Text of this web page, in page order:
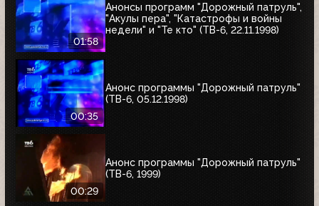
01:58
Анонсы программ "Дорожный патруль",
"Акулы пера", "Катастрофы и войны
недели" и "Те кто" (ТВ-6, 22.11.1998)
00:35
Анонс программы "Дорожный патруль"
(ТВ-6, 05.12.1998)
00:29
Анонс программы "Дорожный патруль"
(ТВ-6, 1999)